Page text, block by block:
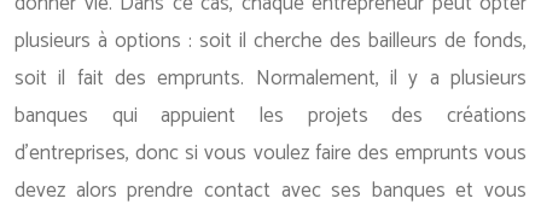
plusieurs à options : soit il cherche des bailleurs de fonds,
soit il fait des emprunts. Normalement, il y a plusieurs
banques qui appuient les projets des créations
d’entreprises, donc si vous voulez faire des emprunts vous
devez alors prendre contact avec ses banques et vous